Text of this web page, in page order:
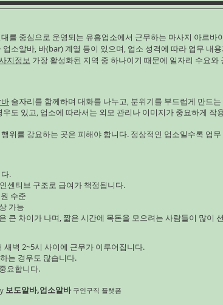
진주스웨디시알바 안녕하세
바쁘고, 어깨랑 목이랑 뻐근
진주스웨디시알바 그러다
어요! 이
를 중심으로 운영되는 유흥업소에서 근무하는 마사지 아르바
업소알바, 바(bar) 계열 등이 있으며, 업소 성격에 따라 업무 내
지정보 가장 활성화된 지역 중 하나이기 때문에 일자리 수요와
술자리를 함께하며 대화를 나누고, 분위기를 부드럽게 만드는
도 있고, 업소에 따라서는 외모 관리나 이미지가 중요하게 작
위를 강요하는 곳은 피해야 합니다. 정상적인 업소일수록 업무
.
센티브 구조로 급여가 책정됩니다.
수준
가능
큰 차이가 나며, 짧은 시간에 목돈을 모으려는 사람들이 많이
새벽 2~5시 사이에 근무가 이루어집니다.
는 경우도 많습니다.
요합니다.
보도알바,업소알바구인구직 플랫폼